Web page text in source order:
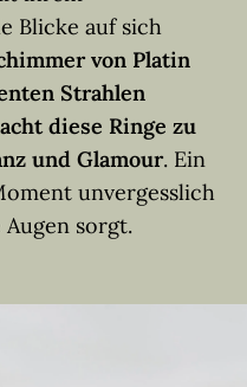
Blicke auf sich
von Platin
Strahlen
diese Ringe zu
und Glamour. Ein
unvergesslich
sorgt.